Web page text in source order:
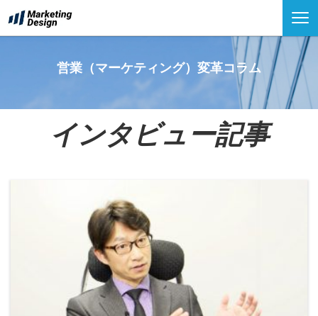
営業（マーケティング）変革コラム
インタビュー記事